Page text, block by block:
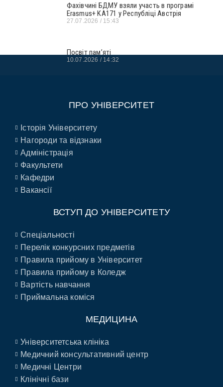
Фахівчині БДМУ взяли участь в програмі
Erasmus+ KA171 у Республіці Австрія
27.07.2026 15:43
Посвіт пам’яті
10.07.2026 14:32
ПРО УНІВЕРСИТЕТ
Історія Університету
Нагороди та відзнаки
Адміністрація
Факультети
Кафедри
Вакансії
ВСТУП ДО УНІВЕРСИТЕТУ
Спеціальності
Перелік конкурсних предметів
Правила прийому в Університет
Правила прийому в Коледж
Вартість навчання
Приймальна коміся
МЕДИЦИНА
Університетська клініка
Медичний консультативний центр
Медичні Центри
Клінічні бази